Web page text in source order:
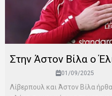
Στην Άστον Βίλα ο
01/09/2025
Λίβερπουλ και Άστον Βίλα